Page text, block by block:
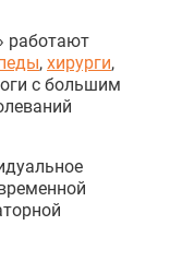
работают
, хирурги,
с большим